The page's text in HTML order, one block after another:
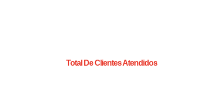
Total De Clientes Atendidos